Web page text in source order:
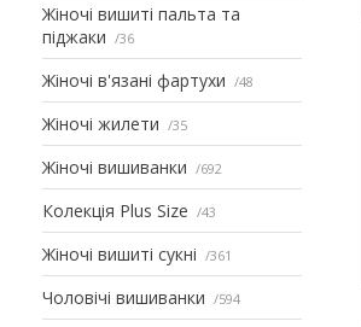
Жіночі вишиті пальта та
піджаки
36
Жіночі в'язані фартухи 48
Жіночі жилети 35
Жіночі вишиванки 692
Колекція Plus Size 43
Жіночі вишиті сукні 361
Чоловічі вишиванки 594